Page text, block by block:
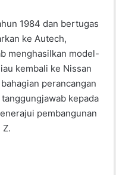
1984 dan bertugas
ke Autech,
menghasilkan model-
kembali ke Nissan
perancangan
kepada
pembangunan
Z.